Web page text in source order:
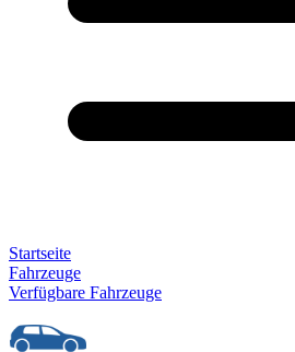
Startseite
Fahrzeuge
Verfügbare Fahrzeuge